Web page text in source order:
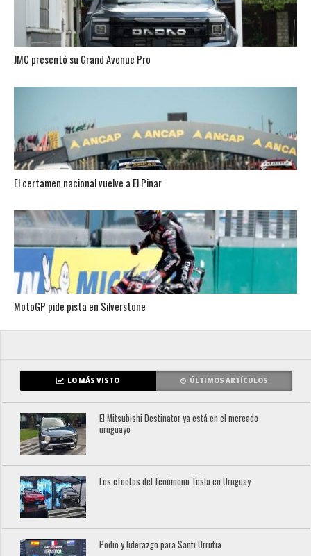
JMC presentó su Grand Avenue Pro
El certamen nacional vuelve a El Pinar
MotoGP pide pista en Silverstone
LO MÁS VISTO ÚLTIMOS ARTÍCULOS
El Mitsubishi Destinator ya está en el mercado
uruguayo
Los efectos del fenómeno Tesla en Uruguay
Podio y liderazgo para Santi Urrutia